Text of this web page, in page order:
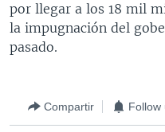
FORO [RADIO]
DEPORTIVO
Idiomas
por llegar a los 18 mil
la impugnación del
pasado.
Compartir Follow